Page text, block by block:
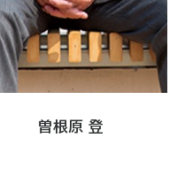
曽根原 登